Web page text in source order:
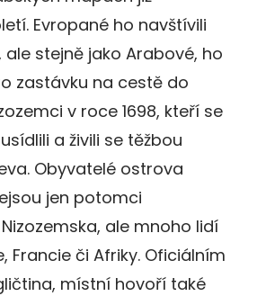
Evropané ho navštívili
ale stejně jako Arabové, ho
zastávku na cestě do
v roce 1698, kteří se
a živili se těžbou
Obyvatelé ostrova
jen potomci
ale mnoho lidí
Francie či Afriky. Oficiálním
místní hovoří také